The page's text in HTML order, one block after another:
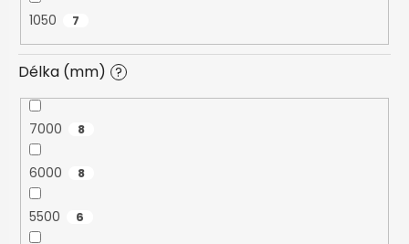
1050 7
Délka (mm) ?
7000 8
6000 8
5500 6